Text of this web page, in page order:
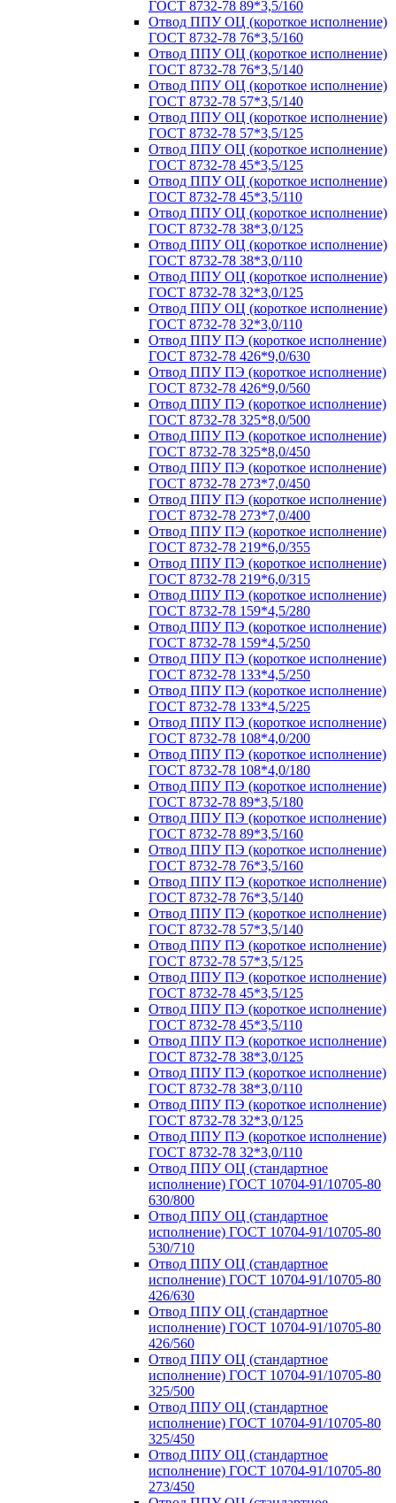
ГОСТ 8732-78 89*3,5/160
Отвод ППУ ОЦ (короткое исполнение)
ГОСТ 8732-78 76*3,5/160
Отвод ППУ ОЦ (короткое исполнение)
ГОСТ 8732-78 76*3,5/140
Отвод ППУ ОЦ (короткое исполнение)
ГОСТ 8732-78 57*3,5/140
Отвод ППУ ОЦ (короткое исполнение)
ГОСТ 8732-78 57*3,5/125
Отвод ППУ ОЦ (короткое исполнение)
ГОСТ 8732-78 45*3,5/125
Отвод ППУ ОЦ (короткое исполнение)
ГОСТ 8732-78 45*3,5/110
Отвод ППУ ОЦ (короткое исполнение)
ГОСТ 8732-78 38*3,0/125
Отвод ППУ ОЦ (короткое исполнение)
ГОСТ 8732-78 38*3,0/110
Отвод ППУ ОЦ (короткое исполнение)
ГОСТ 8732-78 32*3,0/125
Отвод ППУ ОЦ (короткое исполнение)
ГОСТ 8732-78 32*3,0/110
Отвод ППУ ПЭ (короткое исполнение)
ГОСТ 8732-78 426*9,0/630
Отвод ППУ ПЭ (короткое исполнение)
ГОСТ 8732-78 426*9,0/560
Отвод ППУ ПЭ (короткое исполнение)
ГОСТ 8732-78 325*8,0/500
Отвод ППУ ПЭ (короткое исполнение)
ГОСТ 8732-78 325*8,0/450
Отвод ППУ ПЭ (короткое исполнение)
ГОСТ 8732-78 273*7,0/450
Отвод ППУ ПЭ (короткое исполнение)
ГОСТ 8732-78 273*7,0/400
Отвод ППУ ПЭ (короткое исполнение)
ГОСТ 8732-78 219*6,0/355
Отвод ППУ ПЭ (короткое исполнение)
ГОСТ 8732-78 219*6,0/315
Отвод ППУ ПЭ (короткое исполнение)
ГОСТ 8732-78 159*4,5/280
Отвод ППУ ПЭ (короткое исполнение)
ГОСТ 8732-78 159*4,5/250
Отвод ППУ ПЭ (короткое исполнение)
ГОСТ 8732-78 133*4,5/250
Отвод ППУ ПЭ (короткое исполнение)
ГОСТ 8732-78 133*4,5/225
Отвод ППУ ПЭ (короткое исполнение)
ГОСТ 8732-78 108*4,0/200
Отвод ППУ ПЭ (короткое исполнение)
ГОСТ 8732-78 108*4,0/180
Отвод ППУ ПЭ (короткое исполнение)
ГОСТ 8732-78 89*3,5/180
Отвод ППУ ПЭ (короткое исполнение)
ГОСТ 8732-78 89*3,5/160
Отвод ППУ ПЭ (короткое исполнение)
ГОСТ 8732-78 76*3,5/160
Отвод ППУ ПЭ (короткое исполнение)
ГОСТ 8732-78 76*3,5/140
Отвод ППУ ПЭ (короткое исполнение)
ГОСТ 8732-78 57*3,5/140
Отвод ППУ ПЭ (короткое исполнение)
ГОСТ 8732-78 57*3,5/125
Отвод ППУ ПЭ (короткое исполнение)
ГОСТ 8732-78 45*3,5/125
Отвод ППУ ПЭ (короткое исполнение)
ГОСТ 8732-78 45*3,5/110
Отвод ППУ ПЭ (короткое исполнение)
ГОСТ 8732-78 38*3,0/125
Отвод ППУ ПЭ (короткое исполнение)
ГОСТ 8732-78 38*3,0/110
Отвод ППУ ПЭ (короткое исполнение)
ГОСТ 8732-78 32*3,0/125
Отвод ППУ ПЭ (короткое исполнение)
ГОСТ 8732-78 32*3,0/110
Отвод ППУ ОЦ (стандартное
исполнение) ГОСТ 10704-91/10705-80
630/800
Отвод ППУ ОЦ (стандартное
исполнение) ГОСТ 10704-91/10705-80
530/710
Отвод ППУ ОЦ (стандартное
исполнение) ГОСТ 10704-91/10705-80
426/630
Отвод ППУ ОЦ (стандартное
исполнение) ГОСТ 10704-91/10705-80
426/560
Отвод ППУ ОЦ (стандартное
исполнение) ГОСТ 10704-91/10705-80
325/500
Отвод ППУ ОЦ (стандартное
исполнение) ГОСТ 10704-91/10705-80
325/450
Отвод ППУ ОЦ (стандартное
исполнение) ГОСТ 10704-91/10705-80
273/450